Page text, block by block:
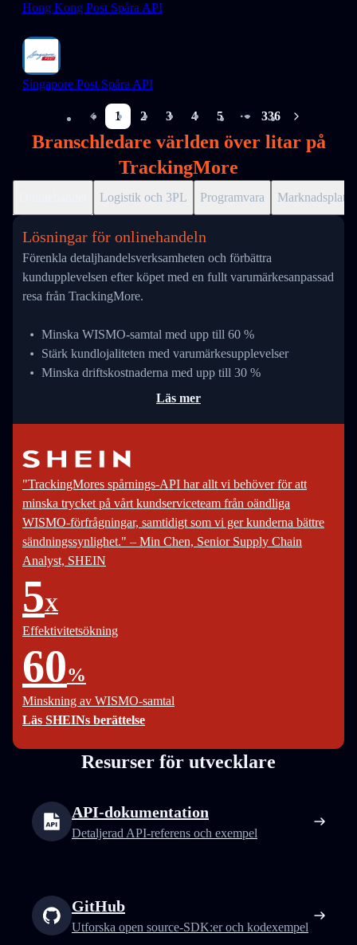
Hong Kong Post Spåra API
Singapore Post Spåra API
1 2 3 4 5
More pages
336
Branschledare världen över litar på
TrackingMore
Logistik och 3PL Programvara Marknadsplats
Lösningar för onlinehandeln
Förenkla detaljhandelsverksamheten och förbättra
kundupplevelsen efter köpet med en fullt varumärkesanpassad
resa från TrackingMore.
Minska WISMO-samtal med upp till 60 %
Stärk kundlojaliteten med varumärkesupplevelser
Minska driftskostnaderna med upp till 30 %
Läs mer
"TrackingMores spårnings-API har allt vi behöver för att
minska trycket på vårt kundserviceteam från oändliga
WISMO-förfrågningar, samtidigt som vi ger kunderna bättre
sändningssynlighet." – Min Chen, Senior Supply Chain
Analyst, SHEIN
5X
Effektivitetsökning
60%
Minskning av WISMO-samtal
Läs SHEINs berättelse
Resurser för utvecklare
API-dokumentation
Detaljerad API-referens och exempel
GitHub
Utforska open source-SDK:er och kodexempel